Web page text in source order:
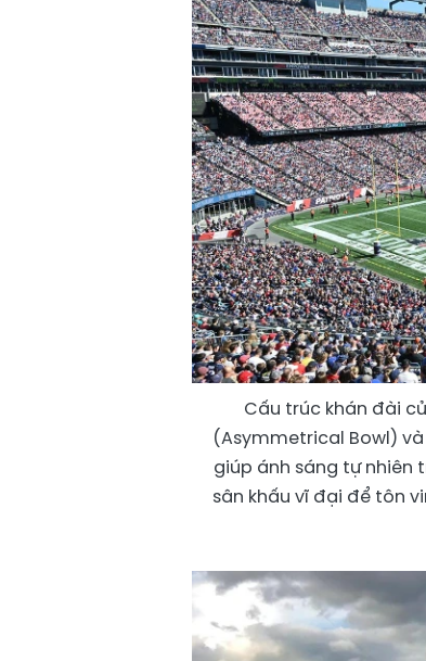
Cấu trúc khán đài
(Asymmetrical Bowl)
giúp ánh sáng tự nhiên
sân khấu vĩ đại để tôn